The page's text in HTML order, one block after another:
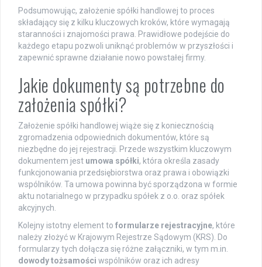
Podsumowując, założenie spółki handlowej to proces
składający się z kilku kluczowych kroków, które wymagają
staranności i znajomości prawa. Prawidłowe podejście do
każdego etapu pozwoli uniknąć problemów w przyszłości i
zapewnić sprawne działanie nowo powstałej firmy.
Jakie dokumenty są potrzebne do
założenia spółki?
Założenie spółki handlowej wiąże się z koniecznością
zgromadzenia odpowiednich dokumentów, które są
niezbędne do jej rejestracji. Przede wszystkim kluczowym
dokumentem jest umowa spółki, która określa zasady
funkcjonowania przedsiębiorstwa oraz prawa i obowiązki
wspólników. Ta umowa powinna być sporządzona w formie
aktu notarialnego w przypadku spółek z o.o. oraz spółek
akcyjnych.
Kolejny istotny element to formularze rejestracyjne, które
należy złożyć w Krajowym Rejestrze Sądowym (KRS). Do
formularzy tych dołącza się różne załączniki, w tym m.in.
dowody tożsamości wspólników oraz ich adresy